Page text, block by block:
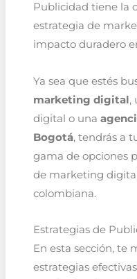
Publicidad tiene la
estrategia de
impacto duradero
Ya sea que estés
marketing digital,
digital o una
Bogotá, tendrás a
gama de opciones
de marketing
colombiana.
Estrategias de
En esta sección, te
estrategias